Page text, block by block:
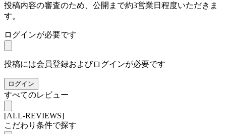
投稿内容の審査のため、公開まで約3営業日程度いただきま
す。
ログインが必要です
投稿には会員登録およびログインが必要です
ログイン
すべてのレビュー
[ALL-REVIEWS]
こだわり条件で探す